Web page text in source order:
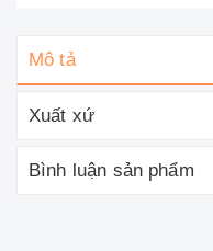
Mô tả
Xuất xứ
Bình luận sản phẩm